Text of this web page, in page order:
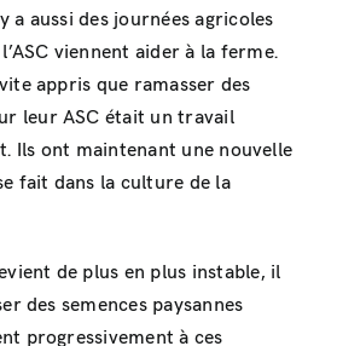
a aussi des journées agricoles
viennent aider à la ferme.
appris que ramasser des
leur ASC était un travail
Ils ont maintenant une nouvelle
fait dans la culture de la
de plus en plus instable, il
des semences paysannes
progressivement à ces